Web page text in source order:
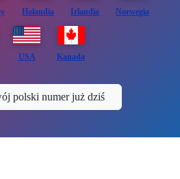
Holandia Irlandia Norwegia
USA Kanada
polski numer już dziś